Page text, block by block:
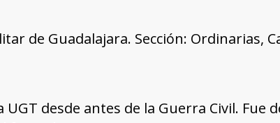
de Guadalajara. Sección: Ordinarias,
UGT desde antes de la Guerra Civil. Fue